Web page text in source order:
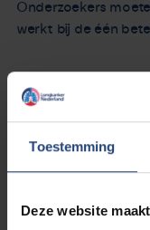
Toestemming
Deze website
Onderzoekers
werkt bij de één
Heb je vragen over
arts. Die kan je
situatie.